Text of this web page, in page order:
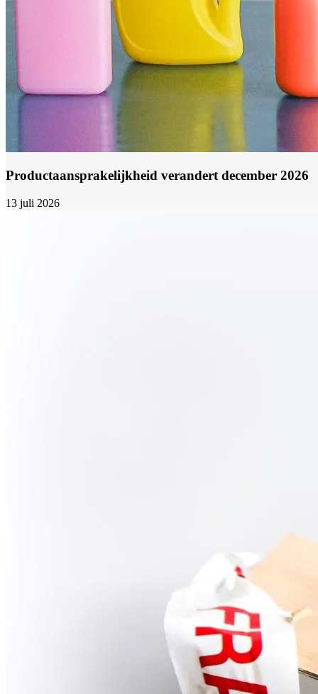
Productaansprakelijkheid verandert december 2026
13 juli 2026